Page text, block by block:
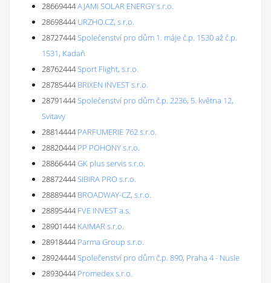
28669444AJAMI SOLAR ENERGY s.r.o.
28698444 URZHO.CZ, s.r.o.
28727444Společenství pro dům 1. máje č.p. 1530 až č.p.
1531, Kadaň
28762444Sport Flight, s.r.o.
28785444 BRIXEN INVEST s.r.o.
28791444Společenství pro dům č.p. 2236, 5. května 12,
Svitavy
28814444 PARFUMERIE 762 s.r.o.
28820444 PP POHONY s.r.o.
28866444GK plus servis s.r.o.
28872444SIBIRA PRO s.r.o.
28889444 BROADWAY-CZ, s.r.o.
28895444 FVE INVEST a.s.
28901444 KAIMAR s.r.o.
28918444 Parma Group s.r.o.
28924444Společenství pro dům č.p. 890, Praha 4 - Nusle
28930444 Promedex s.r.o.